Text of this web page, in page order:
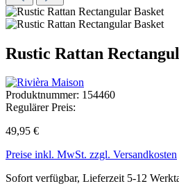
Rustic Rattan
Produktnummer: 154460
Regulärer Preis:
49,95 €
Preise inkl. MwSt. zzgl. Versandkosten
Sofort verfügbar, Lieferzeit 5-12